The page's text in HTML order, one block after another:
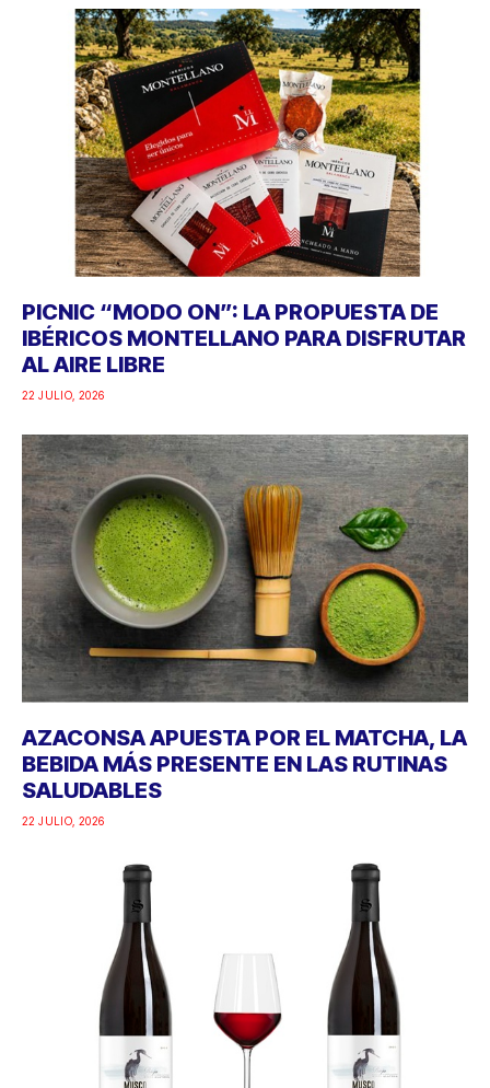
PICNIC “MODO ON”: LA PROPUESTA DE
IBÉRICOS MONTELLANO PARA DISFRUTAR
AL AIRE LIBRE
22 JULIO, 2026
AZACONSA APUESTA POR EL MATCHA, LA
BEBIDA MÁS PRESENTE EN LAS RUTINAS
SALUDABLES
22 JULIO, 2026